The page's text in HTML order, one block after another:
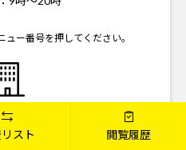
ー番号を押してください。
お客様
スト 閲覧履歴